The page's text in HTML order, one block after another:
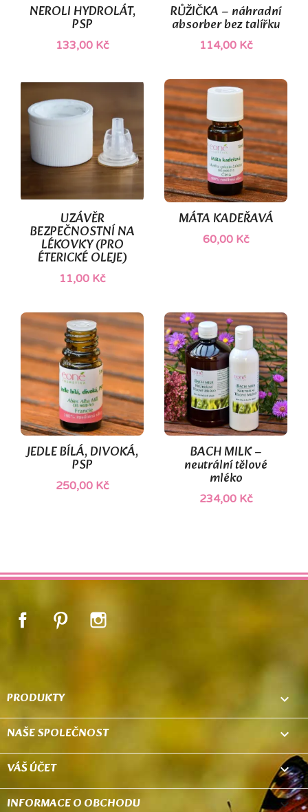
NEROLI HYDROLÁT,
PSP
133,00 Kč
RŮŽIČKA – náhradní
absorber bez talířku
114,00 Kč
UZÁVĚR
BEZPEČNOSTNÍ NA
LÉKOVKY (PRO
ÉTERICKÉ OLEJE)
11,00 Kč
MÁTA KADEŘAVÁ
60,00 Kč
JEDLE BÍLÁ, DIVOKÁ,
PSP
250,00 Kč
BACH MILK –
neutrální tělové
mléko
234,00 Kč
FacebookPinterest
PRODUKTY 
NAŠE SPOLEČNOST 
VÁŠ ÚČET 
INFORMACE O OBCHODU keyboard_arrow_down